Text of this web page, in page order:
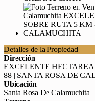
Detalles de la Propiedad
Dirección
EXCELENTE
88 | SANTA ROSA DE
Ubicación
Santa Rosa De Calamuchita